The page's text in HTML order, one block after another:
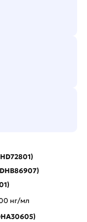
нг/мл